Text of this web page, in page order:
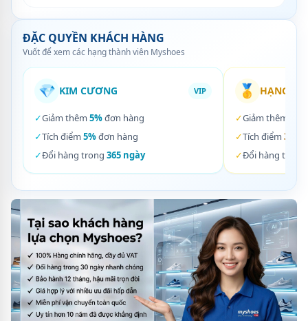
ĐẶC QUYỀN KHÁCH HÀNG
Vuốt để xem các hạng thành viên Myshoes
💎 KIM CƯƠNG VIP
✓Giảm thêm 5%đơn hàng
✓Tích điểm 5%đơn hàng
✓Đổi hàng trong 365 ngày
🥇 HẠNG
✓Giảm thêm
✓Tích điểm 3%
✓Đổi hàng trong